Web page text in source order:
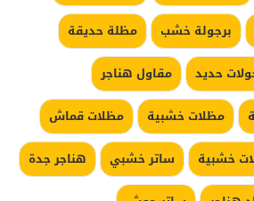
برجولة خشب
مظلة حديقة
حديد
مقاول هناجر
مظلات خشبية
مظلات قماش
خشبية ساتر خشبي
هناجر جدة